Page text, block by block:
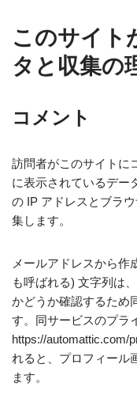
このサイト
タと収集の
コメント
訪問者がこのサイトに
に表示されているデー
の IP アドレスとブラ
集します。
メールアドレスから作
も呼ばれる) 文字列は
かどうか確認するため
す。同サービスのプラ
https://automattic.com/
れると、プロフィール
ます。